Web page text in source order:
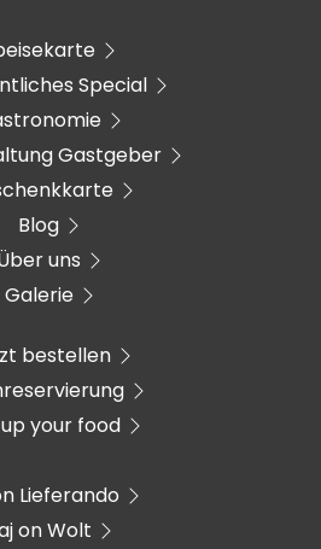
Special
Gastgeber
Blog
uns
Galerie
bestellen
your food
Lieferando
on Wolt